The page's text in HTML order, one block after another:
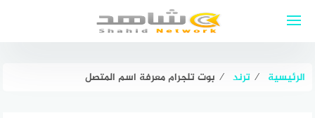
الرئيسية ⁄ ترند ⁄ بوت تلجرام معرفة اسم المتصل